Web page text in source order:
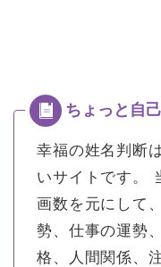
幸福の姓名判断
いサイトです。
画数を元にして
勢、仕事の運勢
格、人間関係、